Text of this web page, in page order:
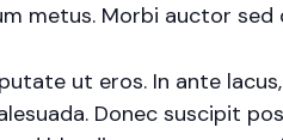
metus. Morbi auctor
ut eros. In ante
Donec suscipit